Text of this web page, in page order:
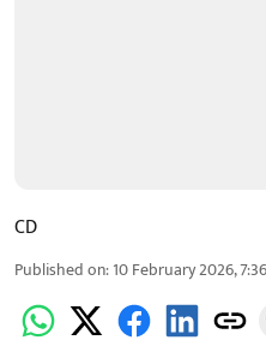
CD
Published on:10 February 2026,